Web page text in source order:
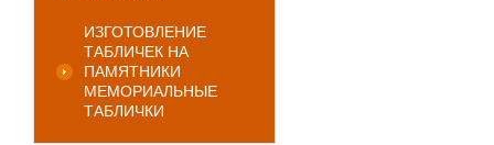
ИЗГОТОВЛЕНИЕ
ТАБЛИЧЕК НА
ПАМЯТНИКИ
МЕМОРИАЛЬНЫЕ
ТАБЛИЧКИ